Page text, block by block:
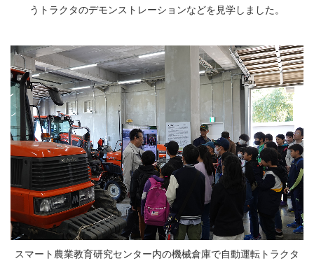
うトラクタのデモンストレーションなどを見学しました。
スマート農業教育研究センター内の機械倉庫で自動運転トラクタ